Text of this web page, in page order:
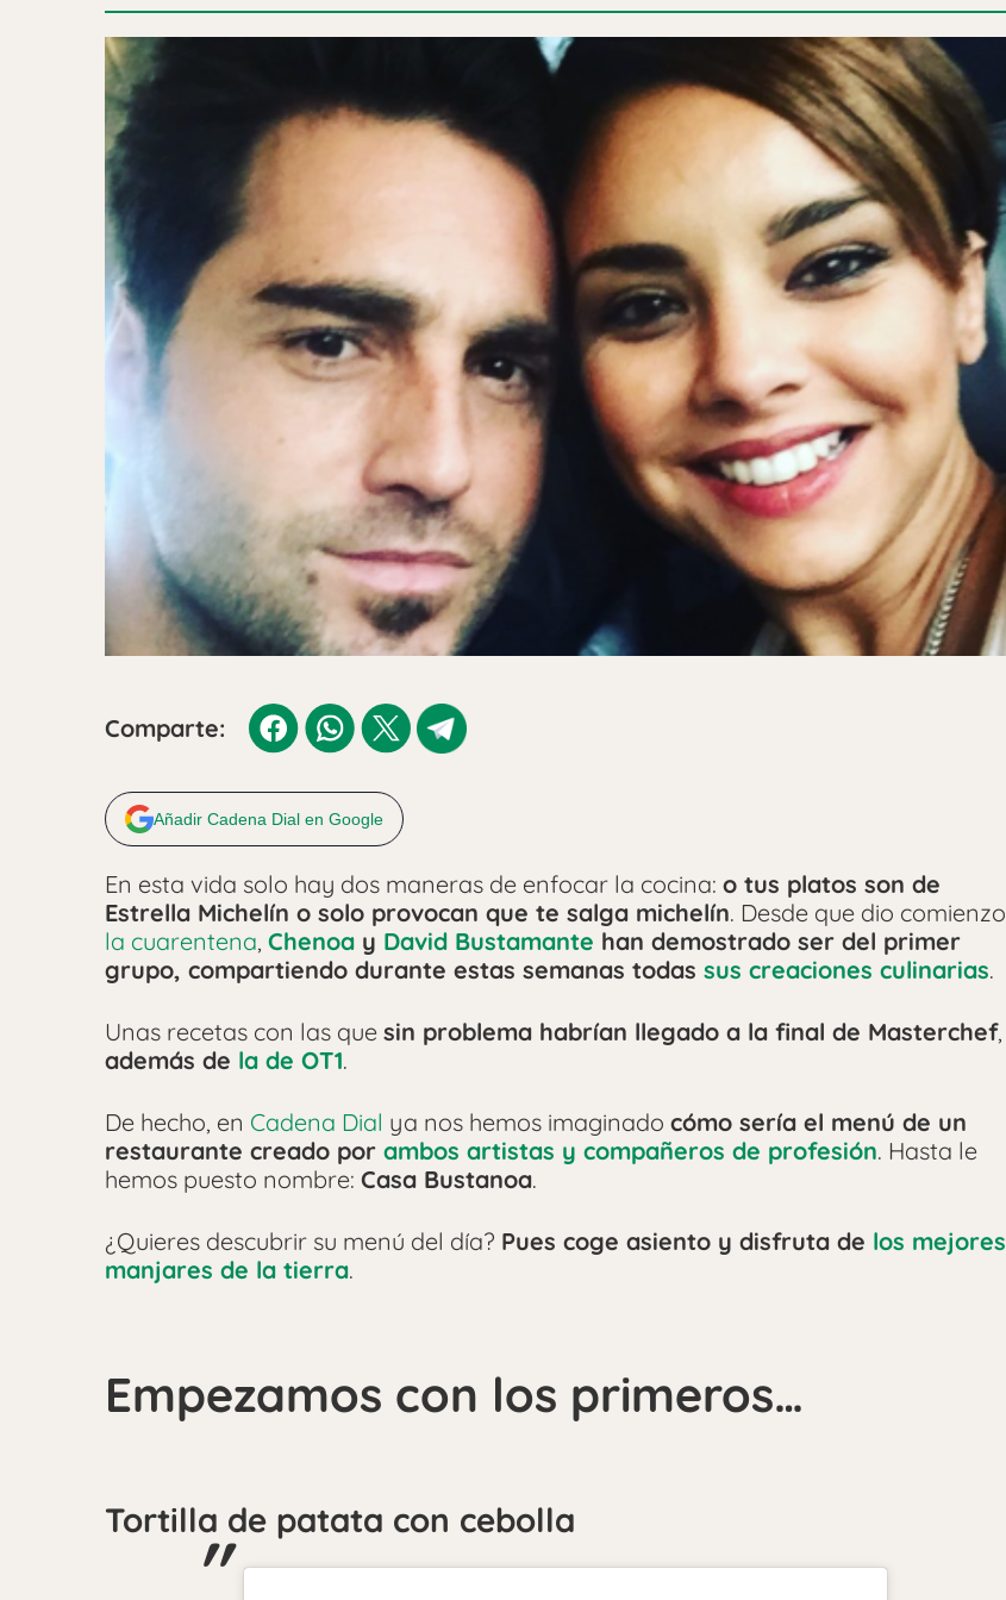
Comparte:
Añadir Cadena Dial en Google
En esta vida solo hay dos maneras de enfocar la cocina: o tus platos son de
Estrella Michelín o solo provocan que te salga michelín. Desde que dio comienzo
la cuarentena, Chenoa y David Bustamante han demostrado ser del primer
grupo, compartiendo durante estas semanas todas sus creaciones culinarias.
Unas recetas con las que sin problema habrían llegado a la final de Masterchef,
además de la de OT1.
De hecho, en Cadena Dial ya nos hemos imaginado cómo sería el menú de un
restaurante creado por ambos artistas y compañeros de profesión. Hasta le
hemos puesto nombre: Casa Bustanoa.
¿Quieres descubrir su menú del día? Pues coge asiento y disfruta de los mejores
manjares de la tierra.
Empezamos con los primeros…
Tortilla de patata con cebolla